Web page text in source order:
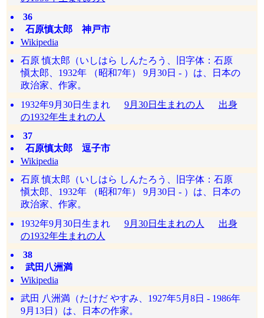
36
石原慎太郎 神戸市
Wikipedia
石原 慎太郎（いしはら しんたろう、旧字体：石原
愼太郎、1932年 （昭和7年） 9月30日 - ）は、日本の
政治家、作家。
1932年9月30日生まれ 9月30日生まれの人
出身
の1932年生まれの人
37
石原慎太郎 逗子市
Wikipedia
石原 慎太郎（いしはら しんたろう、旧字体：石原
愼太郎、1932年 （昭和7年） 9月30日 - ）は、日本の
政治家、作家。
1932年9月30日生まれ 9月30日生まれの人
出身
の1932年生まれの人
38
武田八洲満
Wikipedia
武田 八洲満（たけだ やすみ、1927年5月8日 - 1986年
9月13日）は、日本の作家。